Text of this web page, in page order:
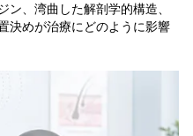
、湾曲した解剖学的構造、
決めが治療にどのように影響